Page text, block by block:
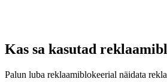
Kas sa kasutad
Palun luba reklaamiblokeerial näidata